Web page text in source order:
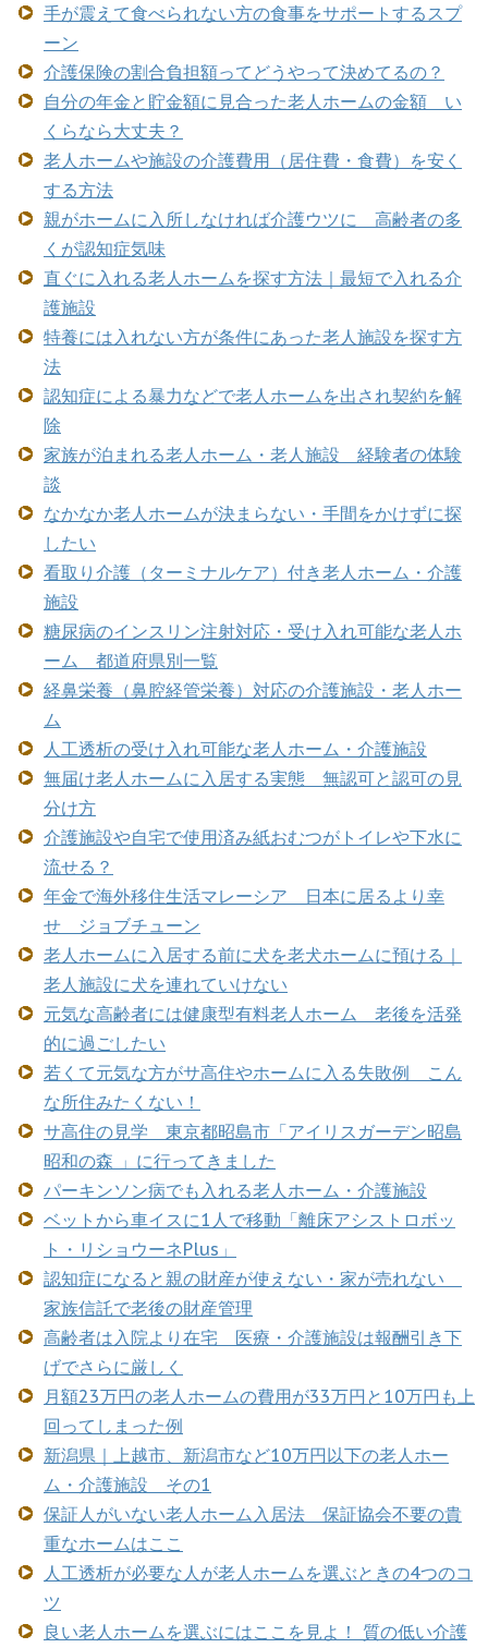
手が震えて食べられない方の食事をサポートするスプ
ーン
介護保険の割合負担額ってどうやって決めてるの？
自分の年金と貯金額に見合った老人ホームの金額 い
くらなら大丈夫？
老人ホームや施設の介護費用（居住費・食費）を安く
する方法
親がホームに入所しなければ介護ウツに 高齢者の多
くが認知症気味
直ぐに入れる老人ホームを探す方法｜最短で入れる介
護施設
特養には入れない方が条件にあった老人施設を探す方
法
認知症による暴力などで老人ホームを出され契約を解
除
家族が泊まれる老人ホーム・老人施設 経験者の体験
談
なかなか老人ホームが決まらない・手間をかけずに探
したい
看取り介護（ターミナルケア）付き老人ホーム・介護
施設
糖尿病のインスリン注射対応・受け入れ可能な老人ホ
ーム 都道府県別一覧
経鼻栄養（鼻腔経管栄養）対応の介護施設・老人ホー
ム
人工透析の受け入れ可能な老人ホーム・介護施設
無届け老人ホームに入居する実態 無認可と認可の見
分け方
介護施設や自宅で使用済み紙おむつがトイレや下水に
流せる？
年金で海外移住生活マレーシア 日本に居るより幸
せ ジョブチューン
老人ホームに入居する前に犬を老犬ホームに預ける｜
老人施設に犬を連れていけない
元気な高齢者には健康型有料老人ホーム 老後を活発
的に過ごしたい
若くて元気な方がサ高住やホームに入る失敗例 こん
な所住みたくない！
サ高住の見学 東京都昭島市「アイリスガーデン昭島
昭和の森 」に行ってきました
パーキンソン病でも入れる老人ホーム・介護施設
ベットから車イスに1人で移動「離床アシストロボッ
ト・リショウーネPlus」
認知症になると親の財産が使えない・家が売れない
家族信託で老後の財産管理
高齢者は入院より在宅 医療・介護施設は報酬引き下
げでさらに厳しく
月額23万円の老人ホームの費用が33万円と10万円も上
回ってしまった例
新潟県｜上越市、新潟市など10万円以下の老人ホー
ム・介護施設 その1
保証人がいない老人ホーム入居法 保証協会不要の貴
重なホームはここ
人工透析が必要な人が老人ホームを選ぶときの4つのコ
ツ
良い老人ホームを選ぶにはここを見よ！ 質の低い介護